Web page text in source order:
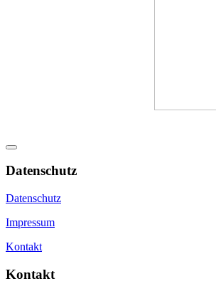
Datenschutz
Datenschutz
Impressum
Kontakt
Kontakt